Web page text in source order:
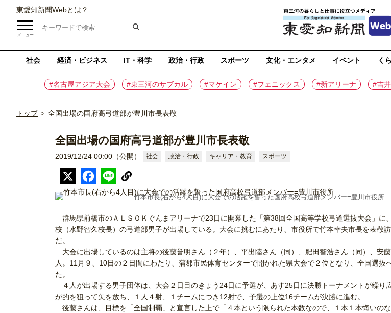
東愛知新聞Webとは？
社会 経済・ビジネス IT・科学 政治・行政 スポーツ 文化・エンタメ イベント く
#名古屋アジア大会 #東三河のサブカル #マケイン #フェニックス #新アリーナ #吉
メニュー
トップ > 全国出場の国府高弓道部が豊川市長表敬
全国出場の国府高弓道部が豊川市長表敬
2019/12/24 00:00（公開） 社会 政治・行政 キャリア・教育 スポーツ
竹本市長(右から4人目)に大会での活躍を誓った国府高校弓道部メンバー=豊川市役所
群馬県前橋市のＡＬＳＯＫぐんまアリーナで23日に開幕した「第38回全国高等学校弓道選抜大会」に
校（水野智久校長）の弓道部男子が出場している。大会に挑むにあたり、市役所で竹本幸夫市長を表敬
だ。
大会に出場しているのは主将の後藤誉明さん（２年）、平出陸さん（同）、肥田智浩さん（同）、安
人。11月９、10日の２日間にわたり、蒲郡市民体育センターで開かれた県大会で２位となり、全国選抜
た。
４人が出場する男子団体は、大会２日目のきょう24日に予選が、あす25日に決勝トーナメントが繰り
が的を狙って矢を放ち、１人４射、１チームにつき12射で、予選の上位16チームが決勝に進む。
後藤さんは、目標を「全国制覇」と宣言した上で「４本という限られた本数なので、１本１本悔いの